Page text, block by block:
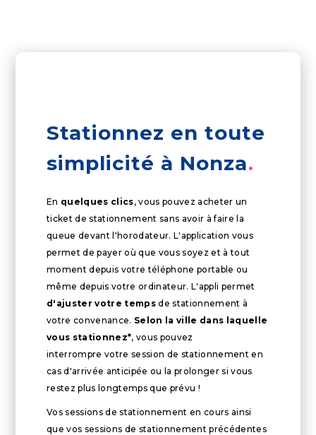
Stationnez en toute
simplicité à Nonza
En quelques clics, vous pouvez acheter un
ticket de stationnement sans avoir à faire la
queue devant l'horodateur. L'application vous
permet de payer où que vous soyez et à tout
moment depuis votre téléphone portable ou
même depuis votre ordinateur. L'appli permet
d'ajuster votre tempsde stationnement à
votre convenance. Selon la ville dans laquelle
vous stationnez*, vous pouvez
interrompre votre session de stationnement en
cas d'arrivée anticipée ou la prolonger si vous
restez plus longtemps que prévu !
Vos sessions de stationnement en cours ainsi
que vos sessions de stationnement précédentes